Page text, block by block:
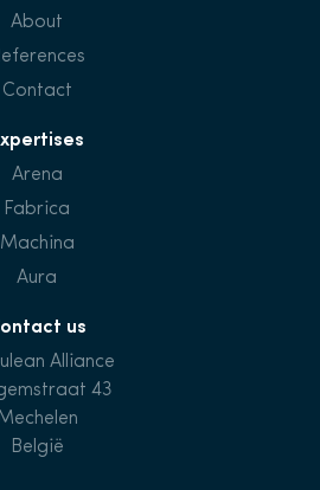
About
Contact
Arena
Fabrica
Machina
Aura
us
Alliance
43
België